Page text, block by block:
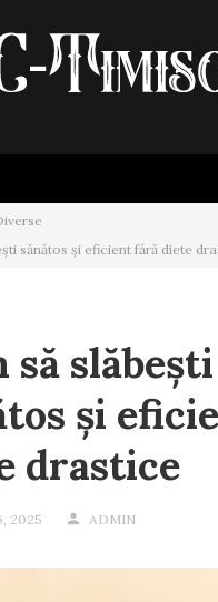
sănătos și eficient fără diete
să slăbești
și
drastice
2025 ADMIN